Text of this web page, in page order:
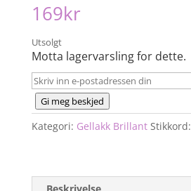
169kr
Utsolgt
Motta lagervarsling for dette.
Gi meg beskjed
Kategori: Gellakk Brillant Stikkord: